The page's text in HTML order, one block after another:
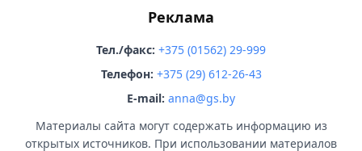
Реклама
Тел./факс: +375 (01562) 29-999
Телефон: +375 (29) 612-26-43
E-mail: anna@gs.by
Материалы сайта могут содержать информацию из
открытых источников. При использовании материалов